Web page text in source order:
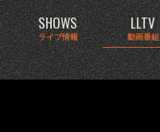
SHOWS
ライブ情報
LLTV
動画番組